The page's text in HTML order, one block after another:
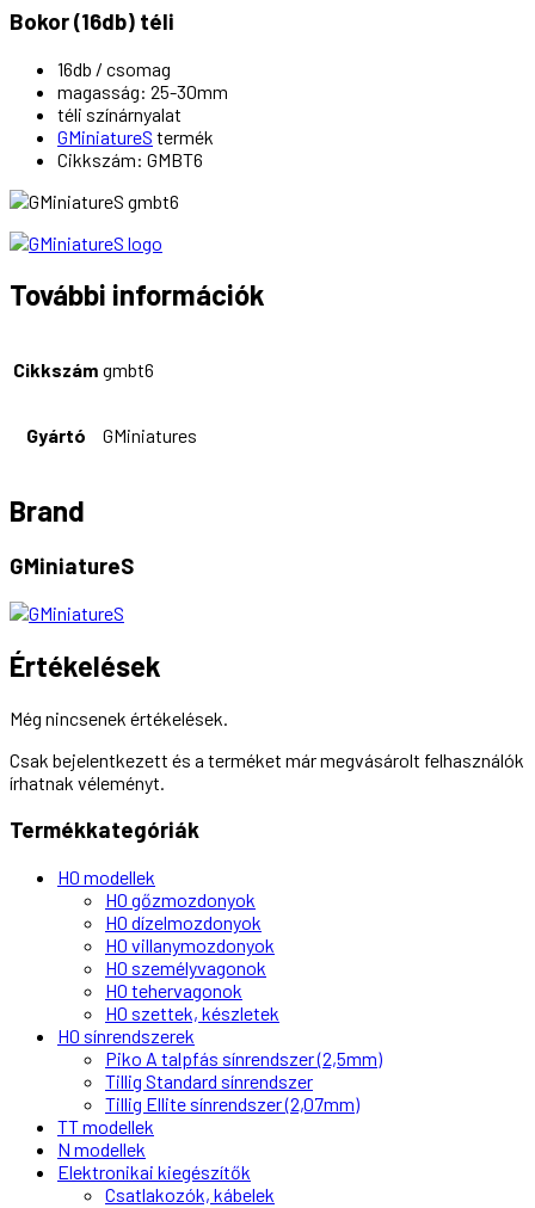
Bokor (16db) téli
16db / csomag
magasság: 25-30mm
téli színárnyalat
GMiniatureS termék
Cikkszám: GMBT6
További információk
Cikkszám gmbt6
Gyártó GMiniatures
Brand
GMiniatureS
Értékelések
Még nincsenek értékelések.
Csak bejelentkezett és a terméket már megvásárolt felhasználók
írhatnak véleményt.
Termékkategóriák
H0 modellek
H0 gőzmozdonyok
H0 dízelmozdonyok
H0 villanymozdonyok
H0 személyvagonok
H0 tehervagonok
H0 szettek, készletek
H0 sínrendszerek
Piko A talpfás sínrendszer (2,5mm)
Tillig Standard sínrendszer
Tillig Ellite sínrendszer (2,07mm)
TT modellek
N modellek
Elektronikai kiegészítők
Csatlakozók, kábelek